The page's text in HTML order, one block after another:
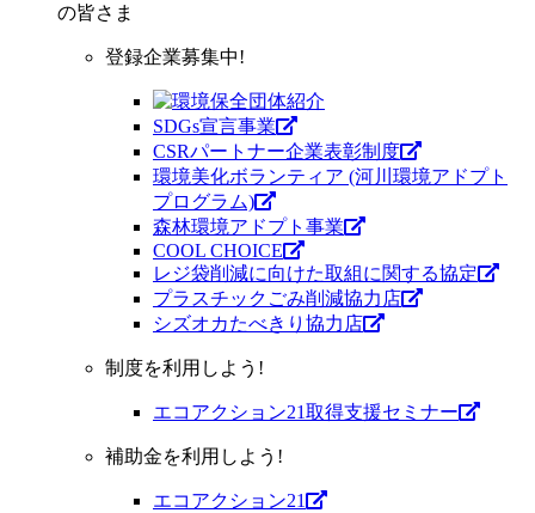
の皆さま
登録企業募集中!
SDGs宣言事業
CSRパートナー企業表彰制度
環境美化ボランティア (河川環境アドプト
プログラム)
森林環境アドプト事業
COOL CHOICE
レジ袋削減に向けた取組に関する協定
プラスチックごみ削減協力店
シズオカたべきり協力店
制度を利用しよう!
エコアクション21取得支援セミナー
補助金を利用しよう!
エコアクション21